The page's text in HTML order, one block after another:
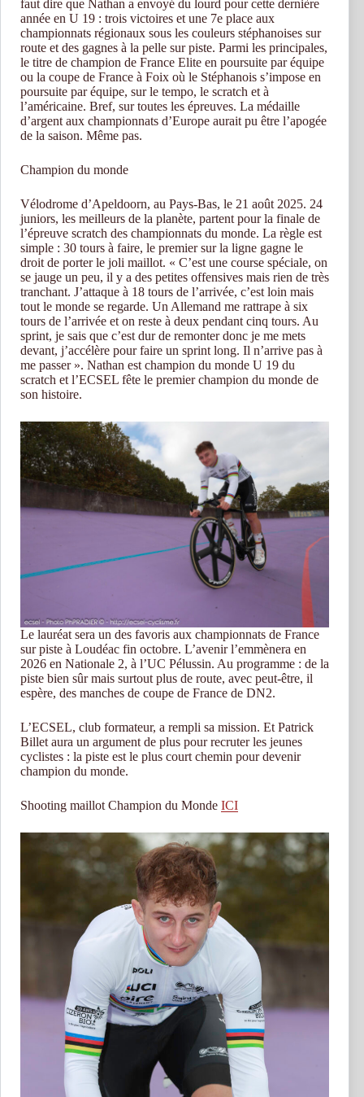
faut dire que Nathan a envoyé du lourd pour cette dernière
année en U 19 : trois victoires et une 7e place aux
championnats régionaux sous les couleurs stéphanoises sur
route et des gagnes à la pelle sur piste. Parmi les principales,
le titre de champion de France Elite en poursuite par équipe
ou la coupe de France à Foix où le Stéphanois s’impose en
poursuite par équipe, sur le tempo, le scratch et à
l’américaine. Bref, sur toutes les épreuves. La médaille
d’argent aux championnats d’Europe aurait pu être l’apogée
de la saison. Même pas.
Champion du monde
Vélodrome d’Apeldoorn, au Pays-Bas, le 21 août 2025. 24
juniors, les meilleurs de la planète, partent pour la finale de
l’épreuve scratch des championnats du monde. La règle est
simple : 30 tours à faire, le premier sur la ligne gagne le
droit de porter le joli maillot. « C’est une course spéciale, on
se jauge un peu, il y a des petites offensives mais rien de très
tranchant. J’attaque à 18 tours de l’arrivée, c’est loin mais
tout le monde se regarde. Un Allemand me rattrape à six
tours de l’arrivée et on reste à deux pendant cinq tours. Au
sprint, je sais que c’est dur de remonter donc je me mets
devant, j’accélère pour faire un sprint long. Il n’arrive pas à
me passer ». Nathan est champion du monde U 19 du
scratch et l’ECSEL fête le premier champion du monde de
son histoire.
Le lauréat sera un des favoris aux championnats de France
sur piste à Loudéac fin octobre. L’avenir l’emmènera en
2026 en Nationale 2, à l’UC Pélussin. Au programme : de la
piste bien sûr mais surtout plus de route, avec peut-être, il
espère, des manches de coupe de France de DN2.
L’ECSEL, club formateur, a rempli sa mission. Et Patrick
Billet aura un argument de plus pour recruter les jeunes
cyclistes : la piste est le plus court chemin pour devenir
champion du monde.
Shooting maillot Champion du Monde ICI